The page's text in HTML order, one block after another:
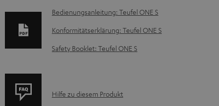
D
o
n
Bedienungsanleitung: Teufel ONE S
Konformitätserklärung: Teufel ONE S
Safety Booklet: Teufel ONE S
P
Hilfe zu diesem Produkt